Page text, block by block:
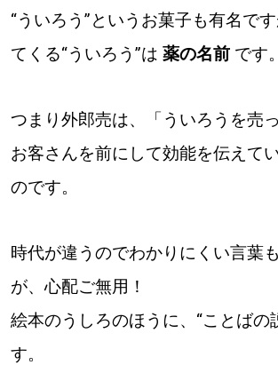
“ういろう”というお菓子も有名で
てくる“ういろう”は 薬の名前です。
つまり外郎売は、「ういろうを売
お客さんを前にして効能を伝えて
のです。
時代が違うのでわかりにくい言葉
が、心配ご無用！
絵本のうしろのほうに、“ことばの
す。